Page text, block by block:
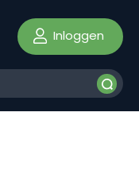
Inloggen